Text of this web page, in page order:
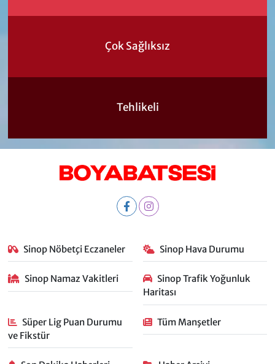
Çok Sağlıksız
Tehlikeli
Sinop Nöbetçi Eczaneler Sinop Hava Durumu
Sinop Namaz Vakitleri
Sinop Trafik Yoğunluk
Haritası
Süper Lig Puan Durumu
ve Fikstür
Tüm Manşetler